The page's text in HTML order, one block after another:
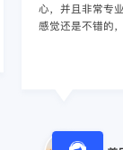
着强烈的需求，
商，不是断网就